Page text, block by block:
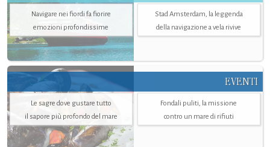
Navigare nei fiordi fa fiorire
emozioni profondissime
Stad Amsterdam, la leggenda
della navigazione a vela rivive
EVENTI
Le sagre dove gustare tutto
il sapore più profondo del mare
Fondali puliti, la missione
contro un mare di rifiuti